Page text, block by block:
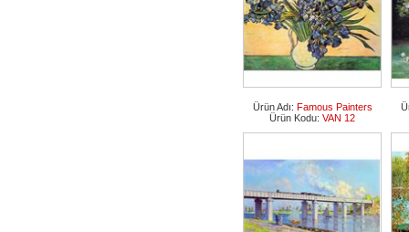
Ürün Adı: Famous Painters
Ürün Kodu: VAN 12